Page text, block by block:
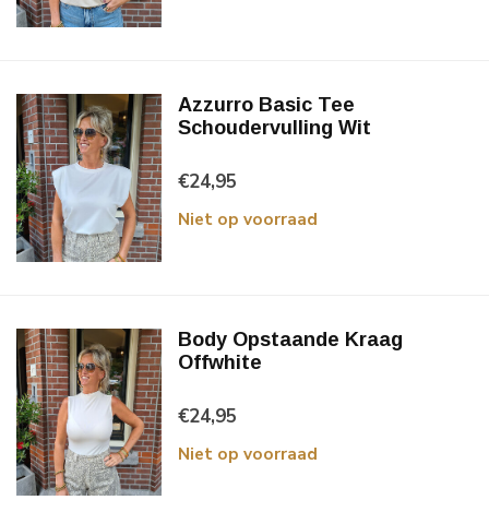
Azzurro Basic Tee
Schoudervulling Wit
€24,95
Niet op voorraad
Body Opstaande Kraag
Offwhite
€24,95
Niet op voorraad